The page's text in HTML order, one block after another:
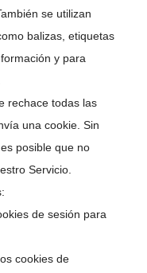
se utilizan
balizas, etiquetas
y para
rechace todas las
una cookie. Sin
posible que no
Servicio.
de sesión para
cookies de